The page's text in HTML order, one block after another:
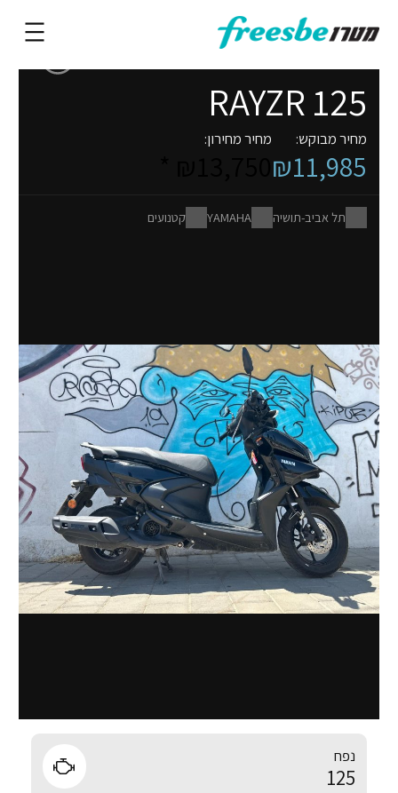
RAYZR 125
מחיר מבוקש:
₪11,985
מחיר מחירון:
תל אביב-תושיה YAMAHA קטנועים
נפח
125